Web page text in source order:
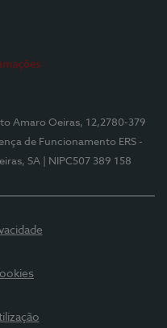
Amaro Oeiras, 12,2780-379
de Funcionamento ERS -
SA | NIPC507 389 158